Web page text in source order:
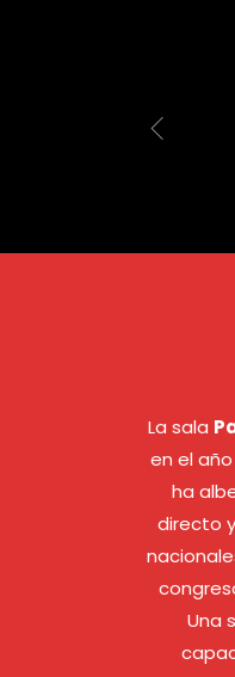
La sala
en el
ha
directo
Una